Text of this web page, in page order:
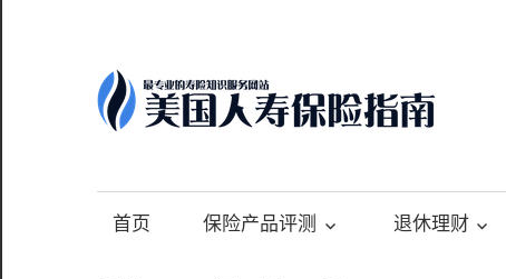
content
国
专
业
首页 保险产品评测 退休理财